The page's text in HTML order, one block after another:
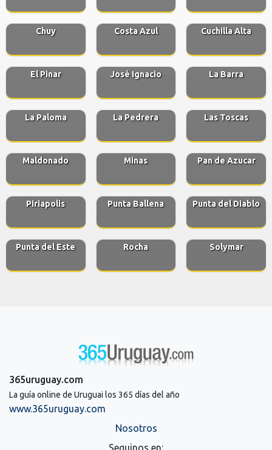
Chuy Costa Azul Cuchilla Alta
El Pinar José Ignacio La Barra
La Paloma La Pedrera Las Toscas
Maldonado Minas Pan de Azucar
Piriapolis Punta Ballena Punta del Diablo
Punta del Este Rocha Solymar
365uruguay.com
La guía online de Uruguai los 365 días del año
www.365uruguay.com
Nosotros
Seguinos en: